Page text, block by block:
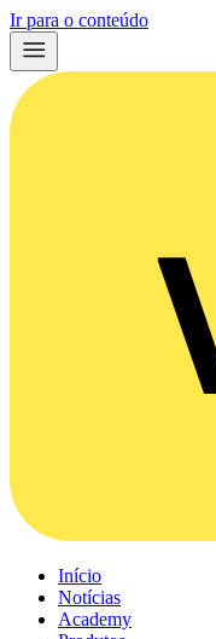
Ir para o conteúdo
Início
Notícias
Academy